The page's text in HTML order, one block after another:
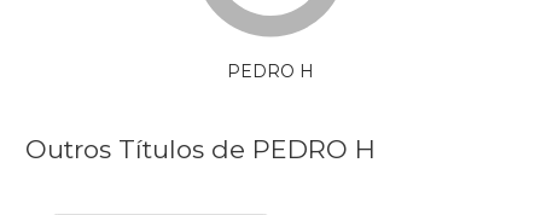
PEDRO H
Outros Títulos de PEDRO H